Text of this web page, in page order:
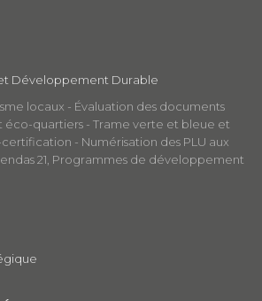
Développement Durable
locaux - Évaluation des documents
éco-quartiers - Trame verte et bleue et
- Numérisation des PLU aux
21, Programmes de développement